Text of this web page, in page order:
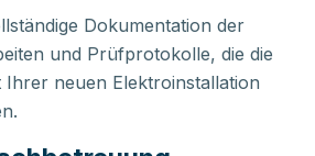
Dokumentation der
und Prüfprotokolle, die die
neuen Elektroinstallation